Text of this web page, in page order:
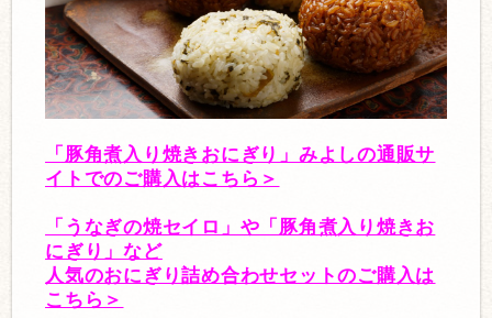
「豚角煮入り焼きおにぎり」みよしの通販サ
イトでのご購入はこちら＞
「うなぎの焼セイロ」や「豚角煮入り焼きお
にぎり」など
人気のおにぎり詰め合わせセットのご購入は
こちら＞